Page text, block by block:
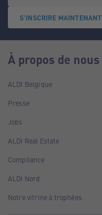
S'INSCRIRE MAINTENANT
À propos de nous
ALDI Belgique
Presse
Jobs
ALDI Real Estate
Compliance
ALDI Nord
Notre vitrine à trophées